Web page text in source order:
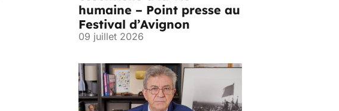
humaine – Point presse au
Festival d’Avignon
09 juillet 2026